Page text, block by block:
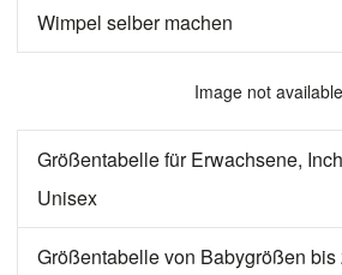
Wimpel selber machen
Image not available
Größentabelle für Erwachsene,
Unisex
Größentabelle von Babygrößen bis